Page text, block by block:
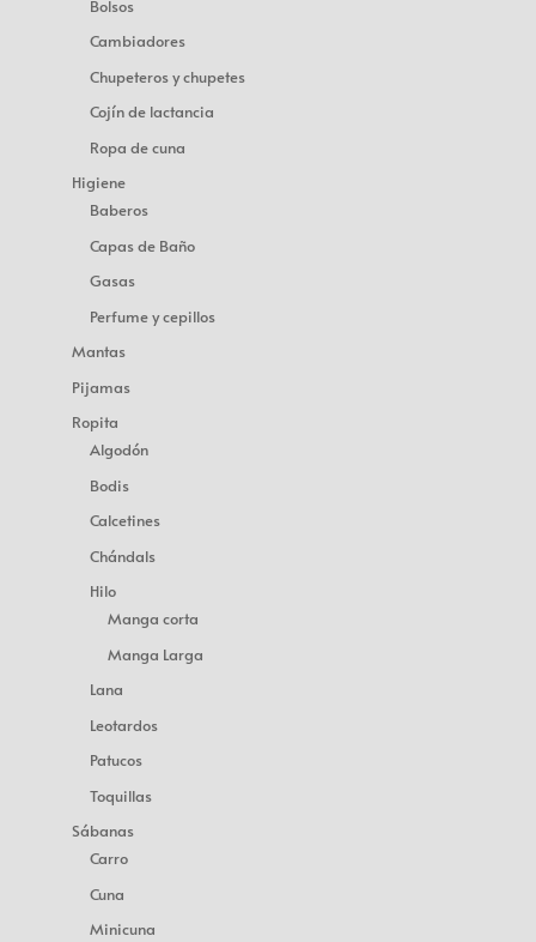
Bolsos
Cambiadores
Chupeteros y chupetes
Cojín de lactancia
Ropa de cuna
Higiene
Baberos
Capas de Baño
Gasas
Perfume y cepillos
Mantas
Pijamas
Ropita
Algodón
Bodis
Calcetines
Chándals
Hilo
Manga corta
Manga Larga
Lana
Leotardos
Patucos
Toquillas
Sábanas
Carro
Cuna
Minicuna